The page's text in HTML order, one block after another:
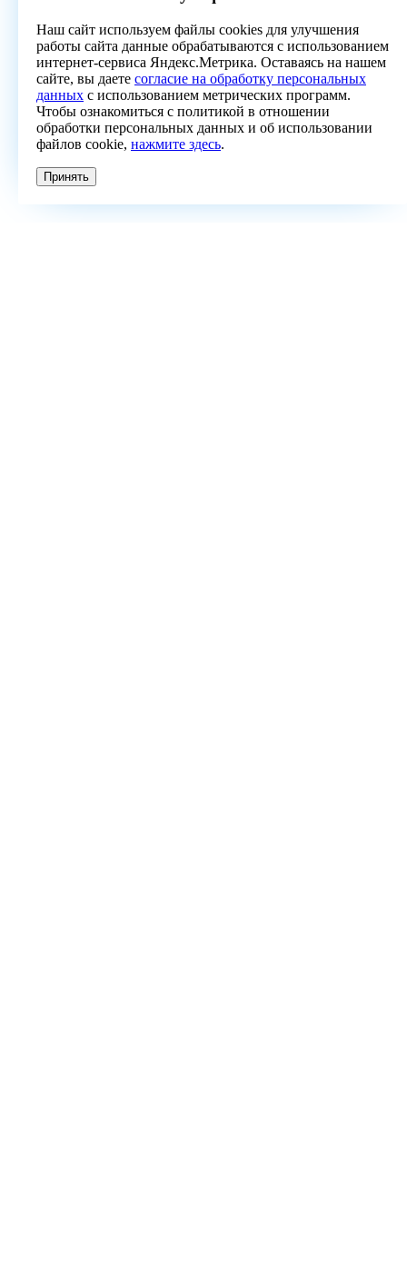
Наш сайт используем файлы cookies для улучшения
работы сайта данные обрабатываются с использованием
интернет-сервиса Яндекс.Метрика. Оставаясь на нашем
сайте, вы даете согласие на обработку персональных
данных с использованием метрических программ.
Чтобы ознакомиться с политикой в отношении
обработки персональных данных и об использовании
файлов cookie, нажмите здесь.
Принять